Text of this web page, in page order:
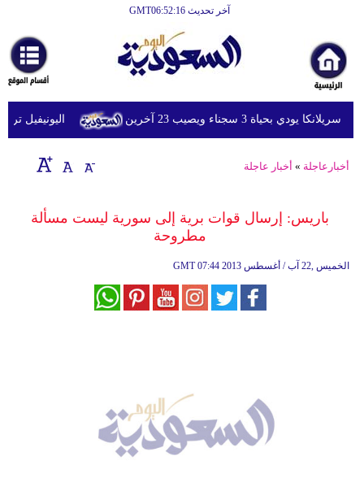
آخر تحديث GMT06:52:16
أخبارعاجلة
رياضة
ثقافة
إقتصاد
وموسيقى
اليونيفيل ترصد إطلاق 113 مقذوفا إسرائيليا على بحياة 3 سجناء ويصيب 23 آخرين
أخبارعاجلة » أخبار عاجلة
باريس: إرسال قوات برية إلى سورية ليست مسألة
مطروحة
GMT 07:44 2013 الخميس ,22 آب / أغسطس